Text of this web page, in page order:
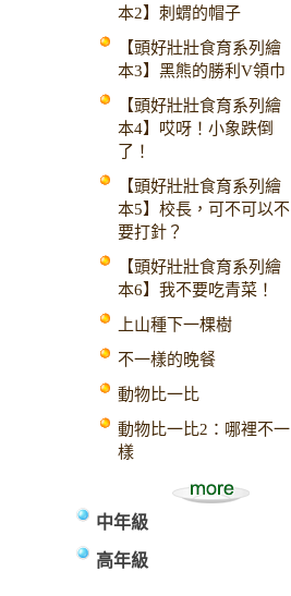
本2】刺蝟的帽子
【頭好壯壯食育系列繪
本3】黑熊的勝利V領巾
【頭好壯壯食育系列繪
本4】哎呀！小象跌倒
了！
【頭好壯壯食育系列繪
本5】校長，可不可以不
要打針？
【頭好壯壯食育系列繪
本6】我不要吃青菜！
上山種下一棵樹
不一樣的晚餐
動物比一比
動物比一比2：哪裡不一
樣
中年級
高年級